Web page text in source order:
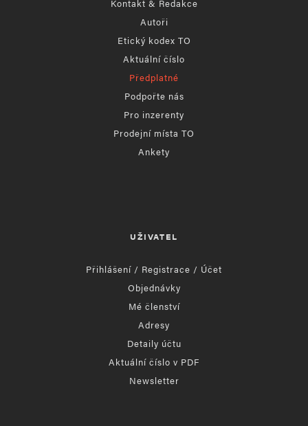
Kontakt & Redakce
Autoři
Etický kodex TO
Aktuální číslo
Předplatné
Podpořte nás
Pro inzerenty
Prodejní místa TO
Ankety
UŽIVATEL
Přihlášení / Registrace / Účet
Objednávky
Mé členství
Adresy
Detaily účtu
Aktuální číslo v PDF
Newsletter